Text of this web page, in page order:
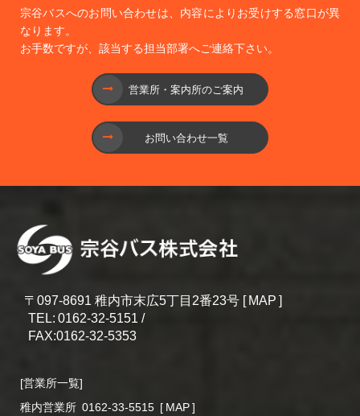
宗谷バスへのお問い合わせは、内容によりお受けする窓口が異
なります。
お手数ですが、該当する担当部署へご連絡下さい。
営業所・案内所のご案内
お問い合わせ一覧
〒097‐8691 稚内市末広5丁目2番23号 [ MAP ]
TEL: 0162-32-5151 /
FAX:0162-32-5353
[営業所一覧]
稚内営業所 0162-33-5515 [ MAP]